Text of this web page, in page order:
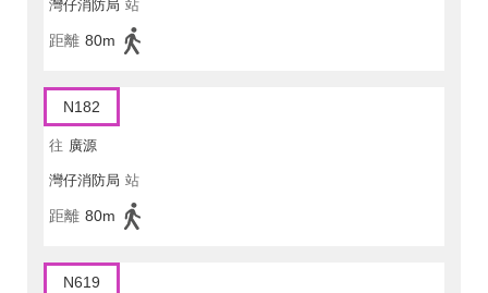
灣仔消防局 站
距離 80m
N182
往 廣源
灣仔消防局 站
距離 80m
N619